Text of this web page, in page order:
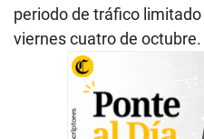
periodo de tráfico
viernes cuatro de octubre.